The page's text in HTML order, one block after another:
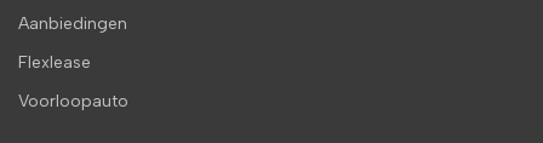
Aanbiedingen
Flexlease
Voorloopauto